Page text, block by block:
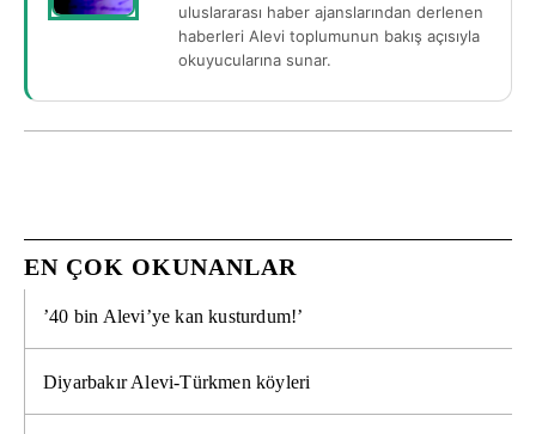
uluslararası haber ajanslarından derlenen
haberleri Alevi toplumunun bakış açısıyla
okuyucularına sunar.
EN ÇOK OKUNANLAR
’40 bin Alevi’ye kan kusturdum!’
Diyarbakır Alevi-Türkmen köyleri